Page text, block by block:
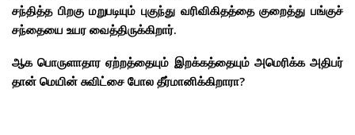
சந்தித்த பிறகு மறுபடியும் புகுந்து வரிவிகிதத்தை குறைத்து பங்குச்
சந்தையை உயர வைத்திருக்கிறார்.
ஆக பொருளாதார ஏற்றத்தையும் இறக்கத்தையும் அமெரிக்க அதிபர்
தான் மெயின் சுவிட்சை போல தீர்மானிக்கிறாரா?